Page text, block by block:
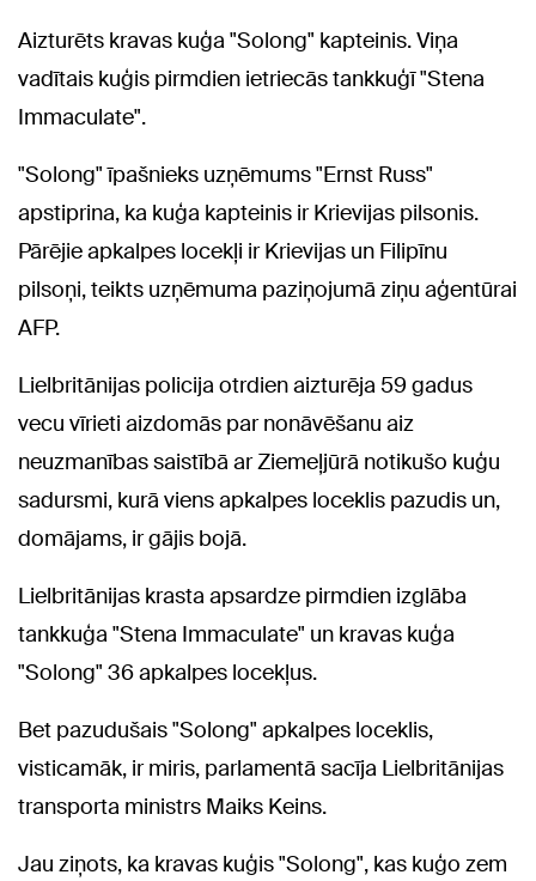
Aizturēts kravas kuģa "Solong" kapteinis. Viņa
vadītais kuģis pirmdien ietriecās tankkuģī "Stena
Immaculate".
"Solong" īpašnieks uzņēmums "Ernst Russ"
apstiprina, ka kuģa kapteinis ir Krievijas pilsonis.
Pārējie apkalpes locekļi ir Krievijas un Filipīnu
pilsoņi, teikts uzņēmuma paziņojumā ziņu aģentūrai
AFP.
Lielbritānijas policija otrdien aizturēja 59 gadus
vecu vīrieti aizdomās par nonāvēšanu aiz
neuzmanības saistībā ar Ziemeļjūrā notikušo kuģu
sadursmi, kurā viens apkalpes loceklis pazudis un,
domājams, ir gājis bojā.
Lielbritānijas krasta apsardze pirmdien izglāba
tankkuģa "Stena Immaculate" un kravas kuģa
"Solong" 36 apkalpes locekļus.
Bet pazudušais "Solong" apkalpes loceklis,
visticamāk, ir miris, parlamentā sacīja Lielbritānijas
transporta ministrs Maiks Keins.
Jau ziņots, ka kravas kuģis "Solong", kas kuģo zem